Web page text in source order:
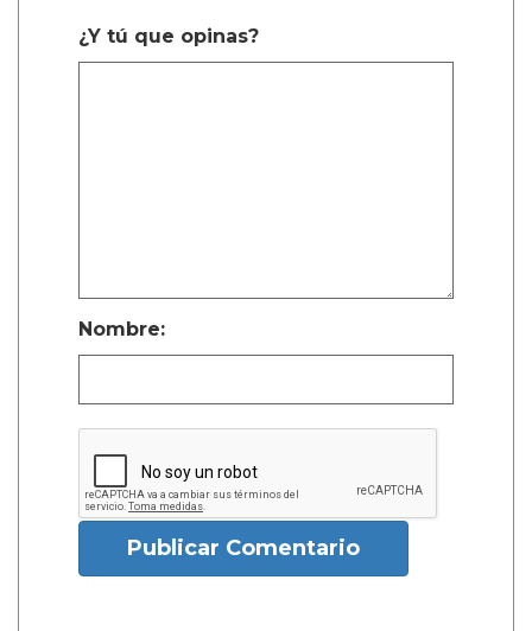
¿Y tú que opinas?
Nombre:
Publicar Comentario